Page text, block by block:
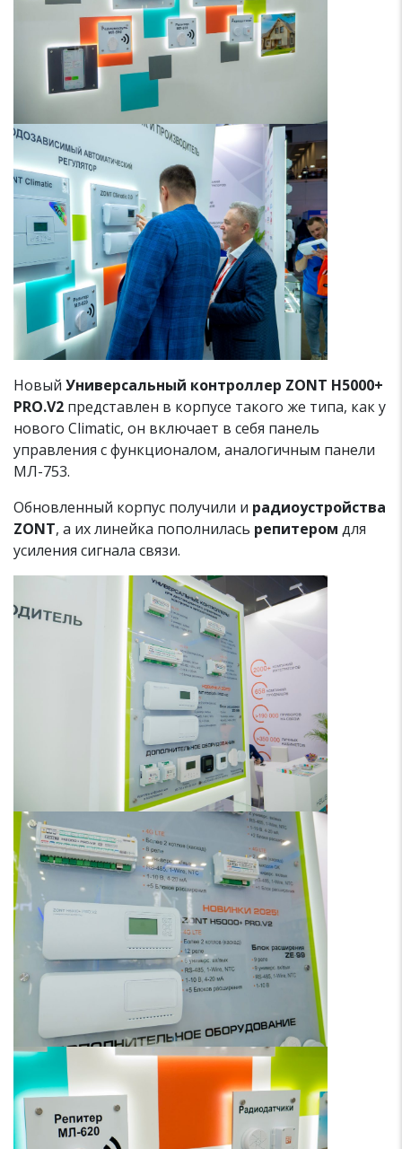
Новый Универсальный контроллер ZONT H5000+
PRO.V2 представлен в корпусе такого же типа, как у
нового Climatic, он включает в себя панель
управления с функционалом, аналогичным панели
МЛ-753.
Обновленный корпус получили и радиоустройства
ZONT, а их линейка пополнилась репитером для
усиления сигнала связи.